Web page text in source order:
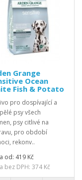
Grange
Ocean
Fish & Potato
pro dospívající a
psy všech
psy citlivé na
pro období
rekonv..
od: 419 Kč
bez DPH: 374 Kč